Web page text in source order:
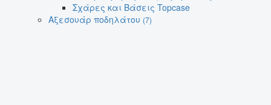
Σχάρες και Βάσεις Topcase
Αξεσουάρ ποδηλάτου (7)